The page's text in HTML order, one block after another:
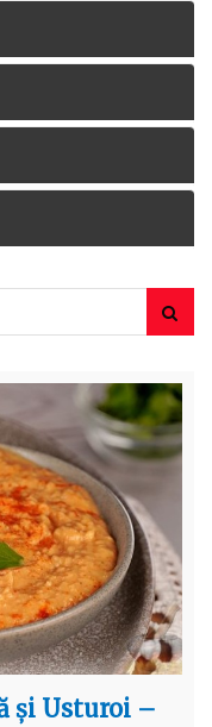
și Usturoi –